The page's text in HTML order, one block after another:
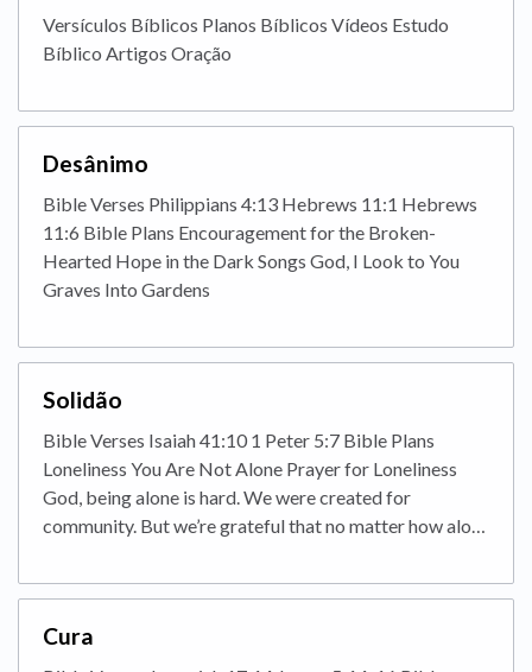
Versículos Bíblicos Planos Bíblicos Vídeos Estudo
Bíblico Artigos Oração
Desânimo
Bible Verses Philippians 4:13 Hebrews 11:1 Hebrews
11:6 Bible Plans Encouragement for the Broken-
Hearted Hope in the Dark Songs God, I Look to You
Graves Into Gardens
Solidão
Bible Verses Isaiah 41:10 1 Peter 5:7 Bible Plans
Loneliness You Are Not Alone Prayer for Loneliness
God, being alone is hard. We were created for
community. But we’re grateful that no matter how alo…
Cura